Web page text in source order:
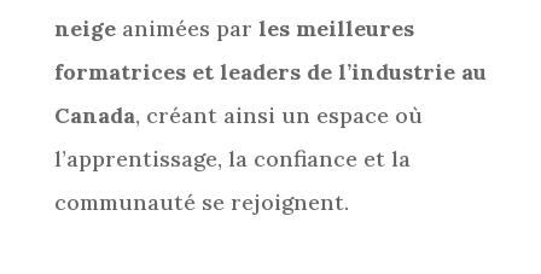
neigeanimées par les meilleures
formatrices et leaders de l’industrie au
Canada, créant ainsi un espace où
l’apprentissage, la confiance et la
communauté se rejoignent.